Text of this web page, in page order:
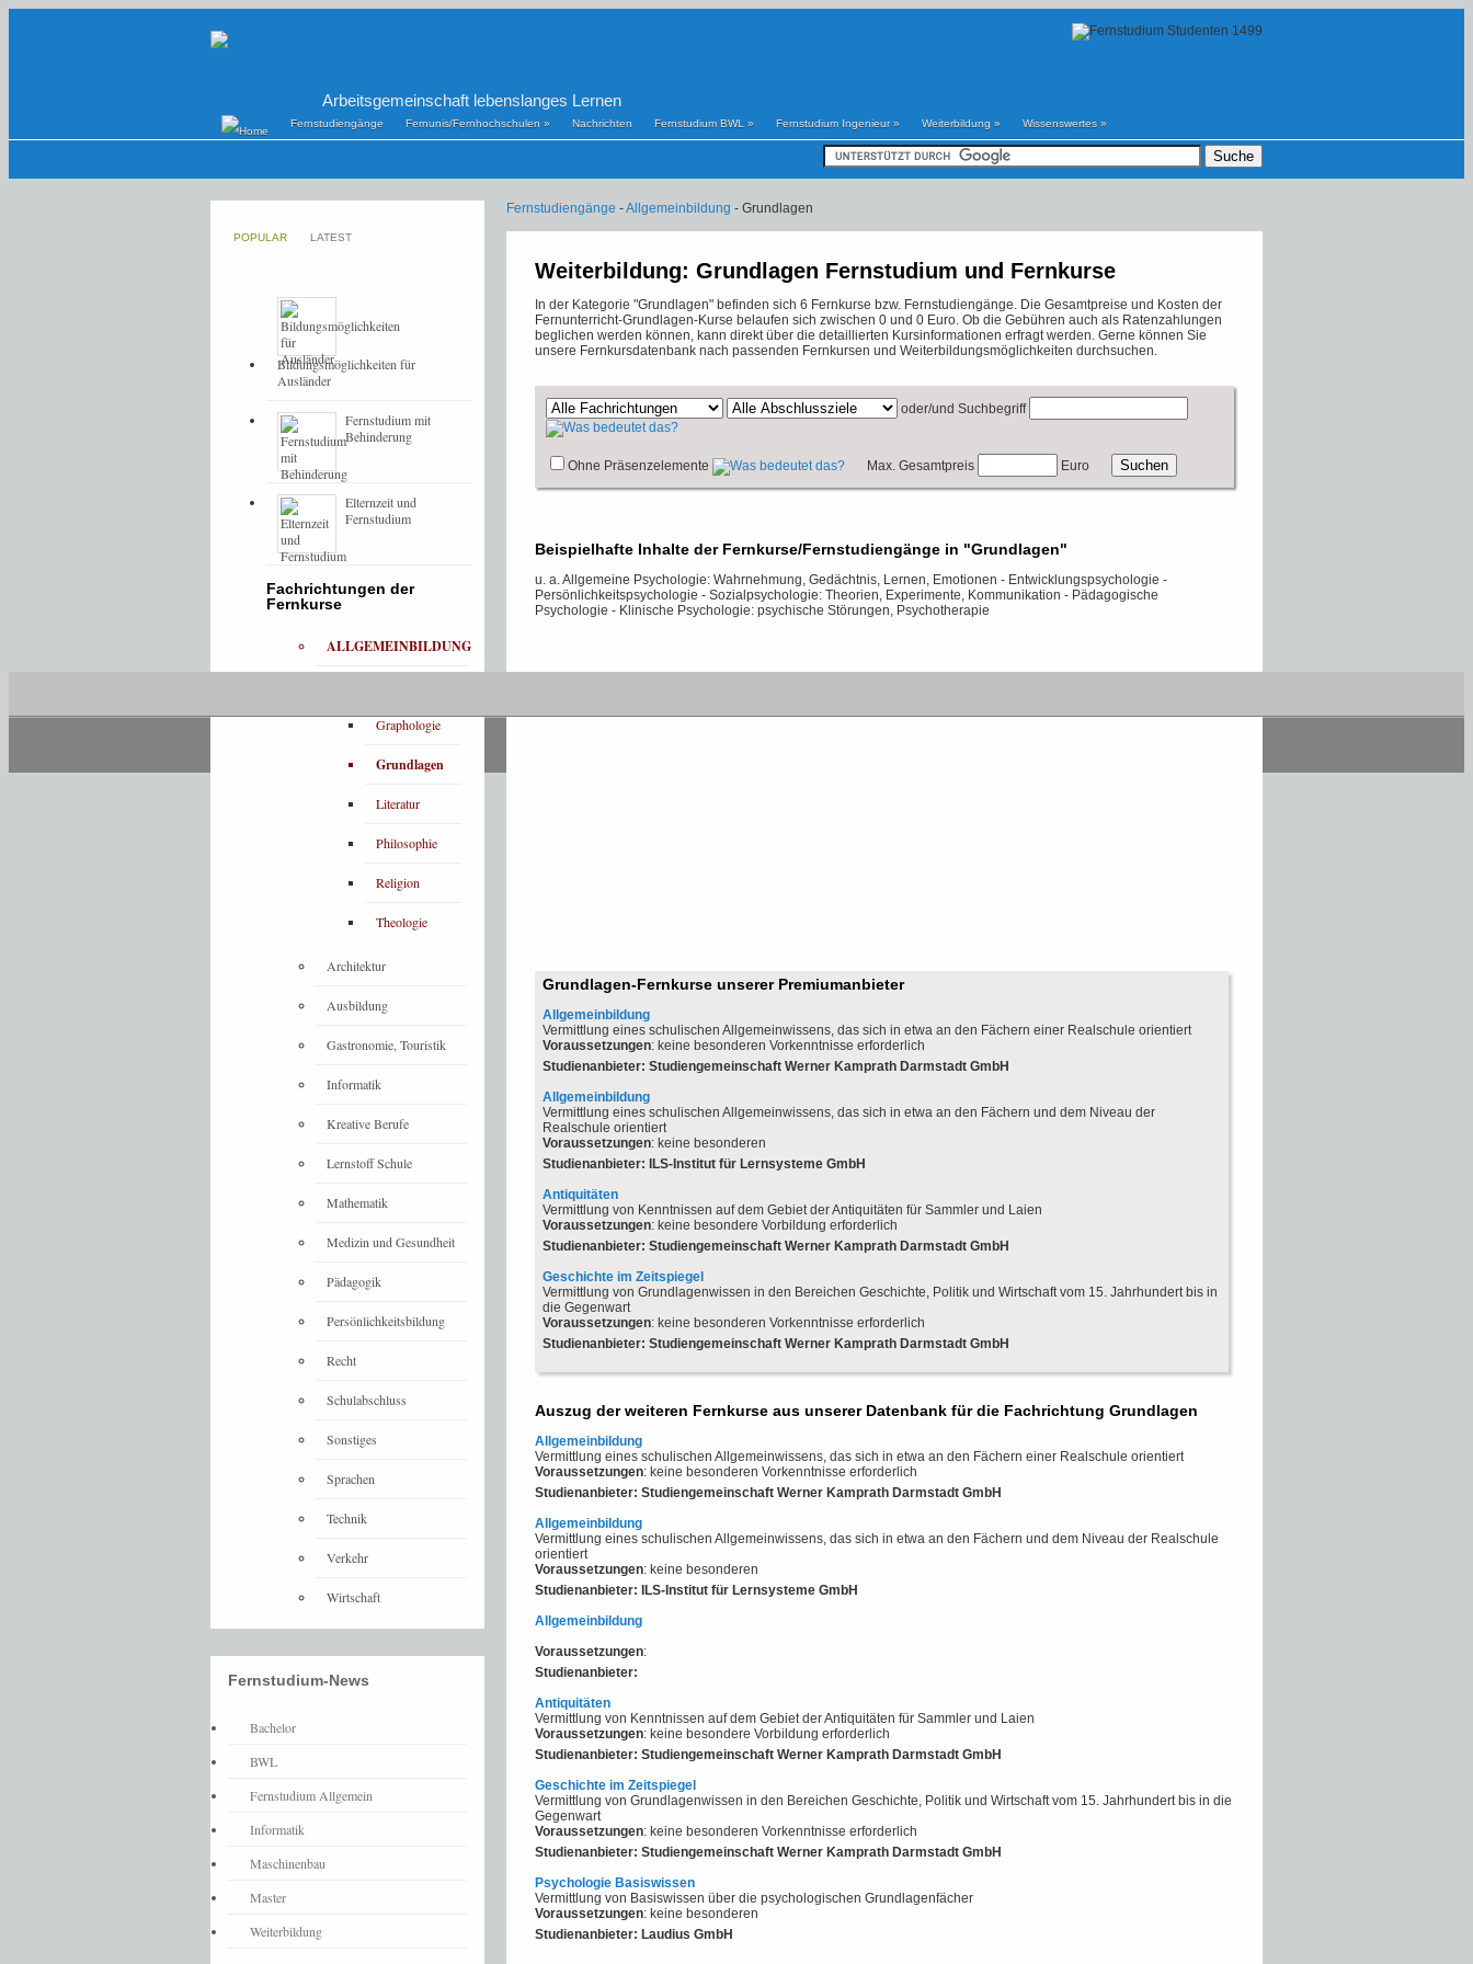
Arbeitsgemeinschaft lebenslanges Lernen
Fernstudiengänge Fernunis/Fernhochschulen » Nachrichten Fernstudium BWL » Fernstudium Ingenieur» Weiterbildung » Wissenswertes »
Fernstudiengänge -Allgemeinbildung - Grundlagen
Weiterbildung: Grundlagen Fernstudium und Fernkurse
In der Kategorie "Grundlagen" befinden sich 6 Fernkurse bzw. Fernstudiengänge. Die Gesamtpreise und Kosten der
Fernunterricht-Grundlagen-Kurse belaufen sich zwischen 0 und 0 Euro. Ob die Gebühren auch als Ratenzahlungen
beglichen werden können, kann direkt über die detaillierten Kursinformationen erfragt werden. Gerne können Sie
unsere Fernkursdatenbank nach passenden Fernkursen und Weiterbildungsmöglichkeiten durchsuchen.
oder/und Suchbegriff
Ohne Präsenzelemente Max. Gesamtpreis Euro
Beispielhafte Inhalte der Fernkurse/Fernstudiengänge in "Grundlagen"
u. a. Allgemeine Psychologie: Wahrnehmung, Gedächtnis, Lernen, Emotionen - Entwicklungspsychologie -
Persönlichkeitspsychologie - Sozialpsychologie: Theorien, Experimente, Kommunikation - Pädagogische
Psychologie - Klinische Psychologie: psychische Störungen, Psychotherapie
Grundlagen-Fernkurse unserer Premiumanbieter
Allgemeinbildung
Vermittlung eines schulischen Allgemeinwissens, das sich in etwa an den Fächern einer Realschule orientiert
Voraussetzungen: keine besonderen Vorkenntnisse erforderlich
Studienanbieter: Studiengemeinschaft Werner Kamprath Darmstadt GmbH
Allgemeinbildung
Vermittlung eines schulischen Allgemeinwissens, das sich in etwa an den Fächern und dem Niveau der
Realschule orientiert
Voraussetzungen: keine besonderen
Studienanbieter: ILS-Institut für Lernsysteme GmbH
Antiquitäten
Vermittlung von Kenntnissen auf dem Gebiet der Antiquitäten für Sammler und Laien
Voraussetzungen: keine besondere Vorbildung erforderlich
Studienanbieter: Studiengemeinschaft Werner Kamprath Darmstadt GmbH
Geschichte im Zeitspiegel
Vermittlung von Grundlagenwissen in den Bereichen Geschichte, Politik und Wirtschaft vom 15. Jahrhundert bis in
die Gegenwart
Voraussetzungen: keine besonderen Vorkenntnisse erforderlich
Studienanbieter: Studiengemeinschaft Werner Kamprath Darmstadt GmbH
Auszug der weiteren Fernkurse aus unserer Datenbank für die Fachrichtung Grundlagen
Allgemeinbildung
Vermittlung eines schulischen Allgemeinwissens, das sich in etwa an den Fächern einer Realschule orientiert
Voraussetzungen: keine besonderen Vorkenntnisse erforderlich
Studienanbieter: Studiengemeinschaft Werner Kamprath Darmstadt GmbH
Allgemeinbildung
Vermittlung eines schulischen Allgemeinwissens, das sich in etwa an den Fächern und dem Niveau der Realschule
orientiert
Voraussetzungen: keine besonderen
Studienanbieter: ILS-Institut für Lernsysteme GmbH
Allgemeinbildung
Voraussetzungen:
Studienanbieter:
Antiquitäten
Vermittlung von Kenntnissen auf dem Gebiet der Antiquitäten für Sammler und Laien
Voraussetzungen: keine besondere Vorbildung erforderlich
Studienanbieter: Studiengemeinschaft Werner Kamprath Darmstadt GmbH
Geschichte im Zeitspiegel
Vermittlung von Grundlagenwissen in den Bereichen Geschichte, Politik und Wirtschaft vom 15. Jahrhundert bis in die
Gegenwart
Voraussetzungen: keine besonderen Vorkenntnisse erforderlich
Studienanbieter: Studiengemeinschaft Werner Kamprath Darmstadt GmbH
Psychologie Basiswissen
Vermittlung von Basiswissen über die psychologischen Grundlagenfächer
Voraussetzungen: keine besonderen
Studienanbieter: Laudius GmbH
POPULAR LATEST
Bildungsmöglichkeiten für
Ausländer
Fernstudium mit
Behinderung
Elternzeit und
Fernstudium
Fachrichtungen der
Fernkurse
ALLGEMEINBILDUNG
Graphologie
Grundlagen
Literatur
Philosophie
Religion
Theologie
Architektur
Ausbildung
Gastronomie, Touristik
Informatik
Kreative Berufe
Lernstoff Schule
Mathematik
Medizin und Gesundheit
Pädagogik
Persönlichkeitsbildung
Recht
Schulabschluss
Sonstiges
Sprachen
Technik
Verkehr
Wirtschaft
Fernstudium-News
Bachelor
BWL
Fernstudium Allgemein
Informatik
Maschinenbau
Master
Weiterbildung